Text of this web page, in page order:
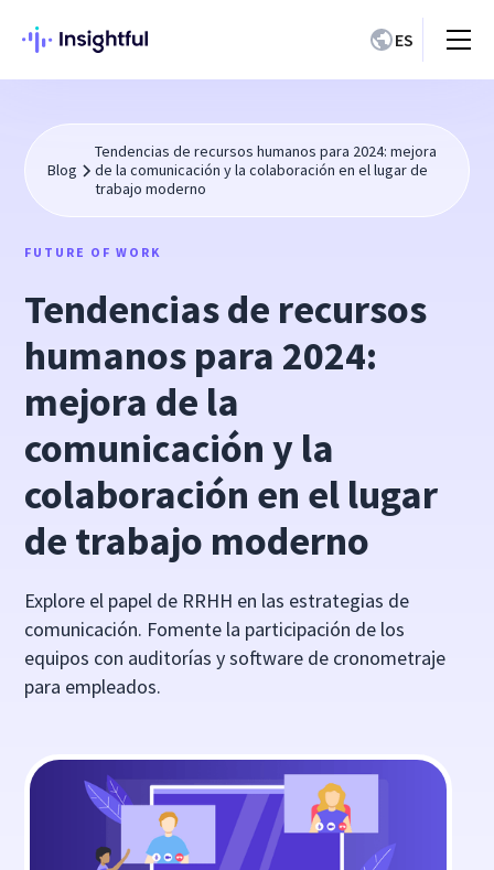
ES
Blog
Tendencias de recursos humanos para 2024: mejora
de la comunicación y la colaboración en el lugar de
trabajo moderno
FUTURE OF WORK
Tendencias de recursos
humanos para 2024:
mejora de la
comunicación y la
colaboración en el lugar
de trabajo moderno
Explore el papel de RRHH en las estrategias de
comunicación. Fomente la participación de los
equipos con auditorías y software de cronometraje
para empleados.